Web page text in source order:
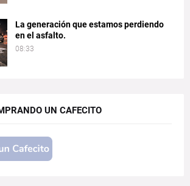
La generación que estamos perdiendo
en el asfalto.
08:33
UN CAFECITO